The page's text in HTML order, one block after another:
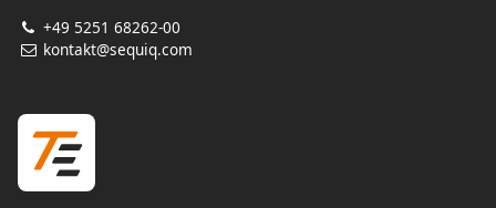
+49 5251 68262-00
kontakt@sequiq.com